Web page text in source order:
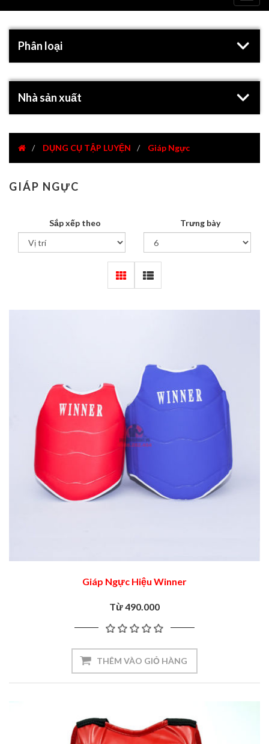
Phân loại
Nhà sản xuất
DỤNG CỤ TẬP LUYỆN Giáp Ngực
GIÁP NGỰC
Sắp xếp theo Trưng bày
Giáp Ngực Hiệu Winner
Từ 490.000